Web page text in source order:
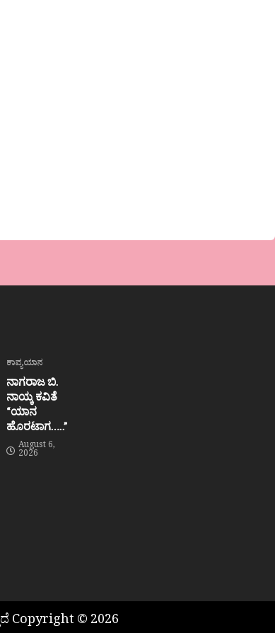
ಕಾವ್ಯಯಾನ
ನಾಗರಾಜ ಬಿ.
ನಾಯ್ಕ ಕವಿತೆ
“ಯಾನ
ಹೊರಟಾಗ…..”
August 6,
2026
Copyright © 2026